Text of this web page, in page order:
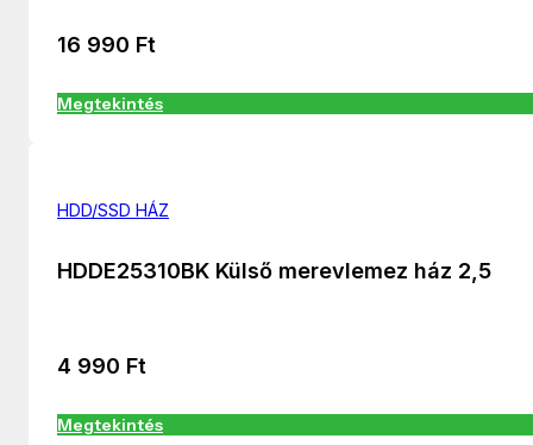
16 990 Ft
Megtekintés
HDD/SSD HÁZ
HDDE25310BK Külső merevlemez ház 2,5
4 990 Ft
Megtekintés